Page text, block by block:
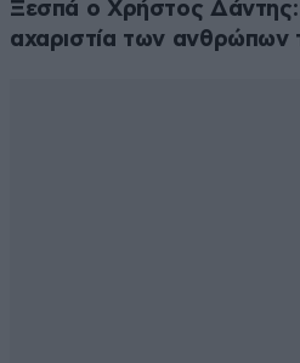
Ξεσπά ο Χρήστος Δάντης:
αχαριστία των ανθρώπων